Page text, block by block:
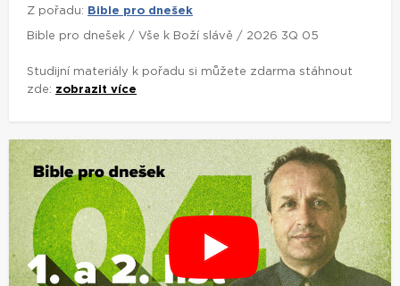
Z pořadu: Bible pro dnešek
Bible pro dnešek / Vše k Boží slávě / 2026 3Q 05
Studijní materiály k pořadu si můžete zdarma stáhnout
zde: zobrazit více